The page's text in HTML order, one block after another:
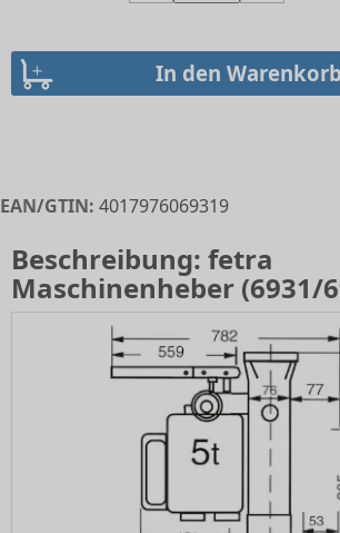
EAN/GTIN: 4017976069319
Beschreibung: fetra
Maschinenheber (6931/